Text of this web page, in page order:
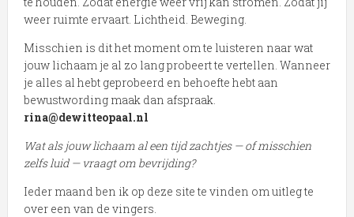
weer ruimte ervaart. Lichtheid. Beweging.
Misschien is dit het moment om te luisteren naar wat
jouw lichaam je al zo lang probeert te vertellen. Wanneer
je alles al hebt geprobeerd en behoefte hebt aan
bewustwording maak dan afspraak.
rina@dewitteopaal.nl
Wat als jouw lichaam al een tijd zachtjes — of misschien
zelfs luid — vraagt om bevrijding?
Ieder maand ben ik op deze site te vinden om uitleg te
over een van de vingers.